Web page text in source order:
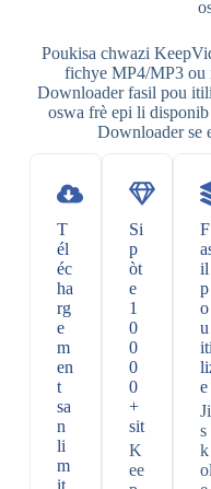
Poukisa chwazi
fichye MP4/MP3 ou
Downloader fasil pou
oswa frè epi li
Downloader se
T
él
éc
ha
rg
e
m
en
t
sa
n
li
m
it
Si
p
òt
e
1
0
0
0
0
+
sit
K
ee
F
il
p
o
u
iti
e
Ji
s
k
ol